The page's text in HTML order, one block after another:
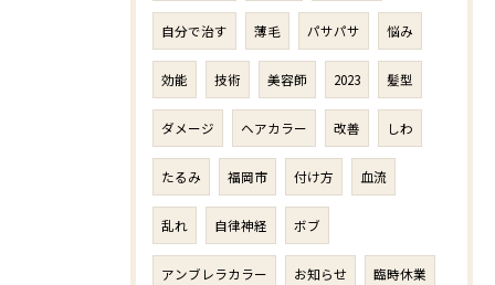
自分で治す 薄毛 パサパサ 悩み
効能 技術 美容師 2023 髪型
ダメージ ヘアカラー 改善 しわ
たるみ 福岡市 付け方 血流
乱れ 自律神経 ボブ
アンブレラカラー お知らせ 臨時休業